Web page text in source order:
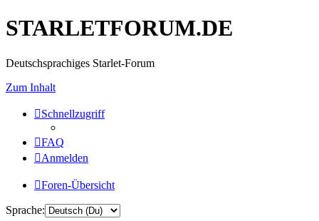
STARLETFORUM.DE
Deutschsprachiges Starlet-Forum
Zum Inhalt
Schnellzugriff
FAQ
Anmelden
Foren-Übersicht
Sprache: